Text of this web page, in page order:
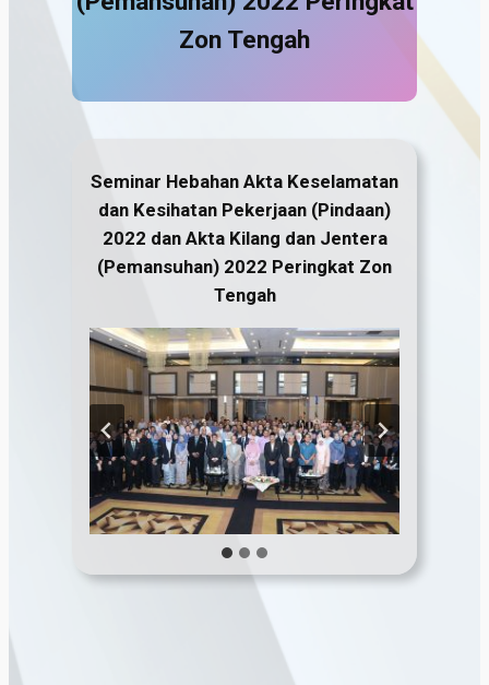
Zon Tengah
Seminar Hebahan Akta Keselamatan
dan Kesihatan Pekerjaan (Pindaan)
2022 dan Akta Kilang dan Jentera
(Pemansuhan) 2022 Peringkat Zon
Tengah